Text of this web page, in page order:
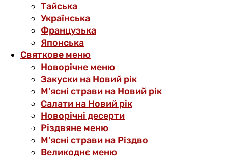
Тайська
Українська
Французька
Японська
Святкове меню
Новорічне меню
Закуски на Новий рік
М’ясні страви на Новий рік
Салати на Новий рік
Новорічні десерти
Різдвяне меню
М’ясні страви на Різдво
Великоднє меню